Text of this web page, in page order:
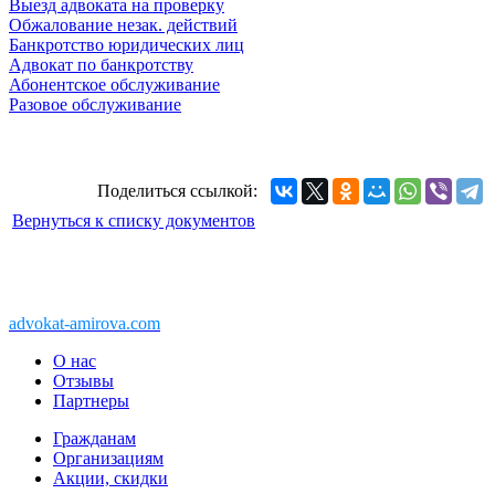
Выезд адвоката на проверку
Обжалование незак. действий
Банкротство юридических лиц
Адвокат по банкротству
Абонентское обслуживание
Разовое обслуживание
Поделиться ссылкой:
Вернуться к списку документов
advokat-amirova.com
О нас
Отзывы
Партнеры
Гражданам
Организациям
Акции, скидки